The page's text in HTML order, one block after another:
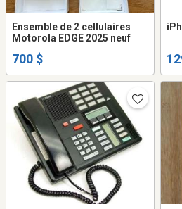
Ensemble de 2 cellulaires
Motorola EDGE 2025 neuf
700 $